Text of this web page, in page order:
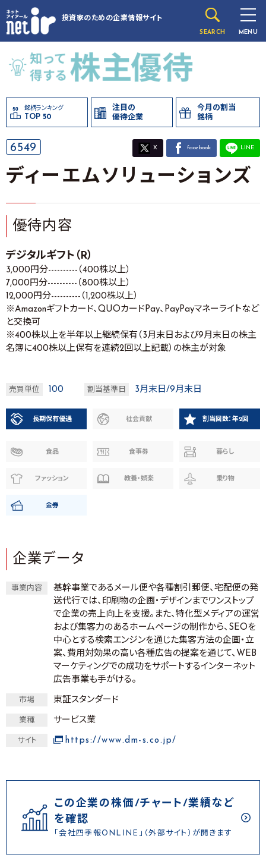
投資家のための企業情報サイト
SEARCH MENU
銘柄ランキング
TOP 50
注目の
優待企業
今月の割当
銘柄
6549 X facebook LINE
ディーエムソリューションズ
優待内容
デジタルギフト（R）
3,000円分----------（400株以上）
7,000円分----------（800株以上）
12,000円分----------（1,200株以上）
※Amazonギフトカード、QUOカードPay、PayPayマネーライトなど
と交換可
※400株以上を半年以上継続保有（3月末日および9月末日の株主
名簿に400株以上保有を連続2回以上記載）の株主が対象
売買単位 100 割当基準日 3月末日/9月末日
長期保有優遇 社会貢献 割当回数：年2回
食品 食事券 暮らし
ファッション 教養・娯楽 乗り物
金券
企業データ
事業内容
基幹事業であるメール便や各種割引郵便、宅配便の発
送代行では、印刷物の企画・デザインまでワンストップ
で企業の売上向上を支援。また、特化型メディアの運営
および集客力のあるホームページの制作から、SEOを
中心とする検索エンジンを通じた集客方法の企画・立
案、費用対効果の高い各種広告の提案を通じて、WEB
マーケティングでの成功をサポートするインターネット
広告事業も手がける。
市場 東証スタンダード
業種 サービス業
サイト https://www.dm-s.co.jp/
この企業の株価/チャート/業績など
を確認
「会社四季報ONLINE」（外部サイト）が開きます